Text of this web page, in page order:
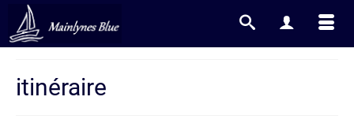
itinéraire